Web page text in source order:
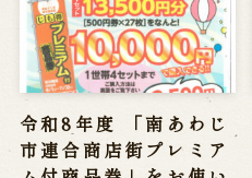
令和8年度 「南あわじ
市連合商店街プレミア